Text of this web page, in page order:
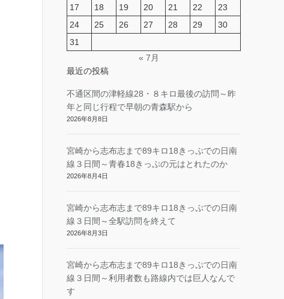
17 18 19 20 21 22
23
24
25 26 27 28 29
30
31
« 7月
最近の投稿
不通区間の津軽線28・８キロ最後の訪問～昨
年と同じ行程で早朝の青森駅から
2026年8月8日
宮崎から志布志まで89キロ18きっぷでの日南
線３日間～青春18きっぷの元はとれたのか
2026年8月4日
宮崎から志布志まで89キロ18きっぷでの日南
線３日間～全駅訪問を終えて
2026年8月3日
宮崎から志布志まで89キロ18きっぷでの日南
線３日間～利用者数も路線内では巨人なんで
す